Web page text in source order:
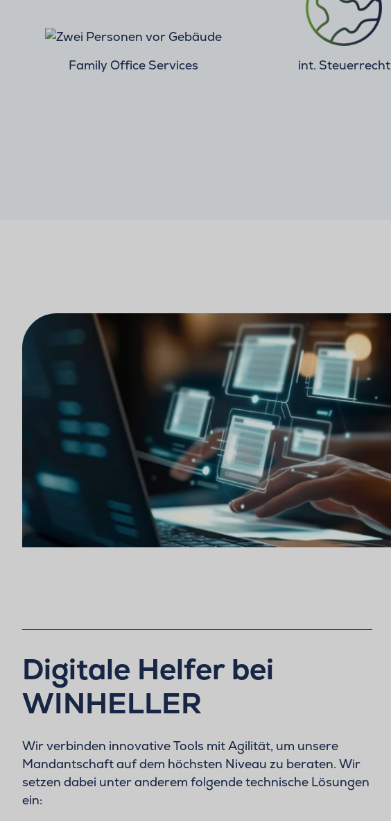
Family Office Services int. Steuerrecht
Digitale Helfer bei
WINHELLER
Wir verbinden innovative Tools mit Agilität, um unsere
Mandantschaft auf dem höchsten Niveau zu beraten. Wir
setzen dabei unter anderem folgende technische Lösungen
ein: